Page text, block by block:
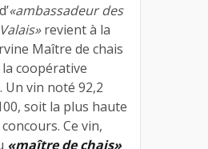
«ambassadeur des
revient à la
Maître de chais
la coopérative
. Un vin noté 92,2
soit la plus haute
Ce vin,
«maître de chais»